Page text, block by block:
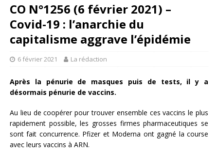
CO N°1256 (6 février 2021) –
Covid-19 : l’anarchie du
capitalisme aggrave l’épidémie
6 février 2021 La rédaction
Après la pénurie de masques puis de tests, il y a
désormais pénurie de vaccins.
Au lieu de coopérer pour trouver ensemble ces vaccins le plus
rapidement possible, les grosses firmes pharmaceutiques se
sont fait concurrence. Pfizer et Moderna ont gagné la course
avec leurs vaccins à ARN.